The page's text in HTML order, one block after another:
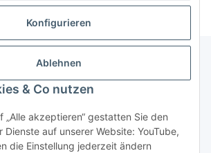
Konfigurieren
Ablehnen
& Co nutzen
„Alle akzeptieren“ gestatten Sie den
Dienste auf unserer Website: YouTube,
die Einstellung jederzeit ändern